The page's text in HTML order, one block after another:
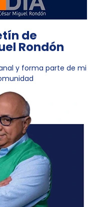
de
Rondón
y forma parte de mi